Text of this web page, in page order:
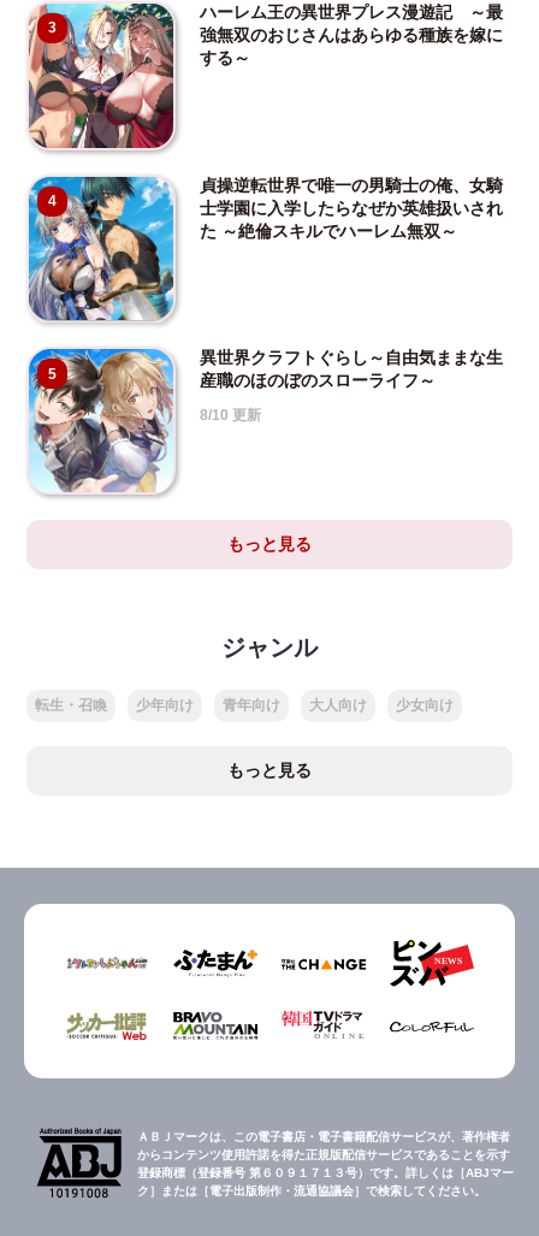
3
ハーレム王の異世界プレス漫遊記 ～最
強無双のおじさんはあらゆる種族を嫁に
する～
4
貞操逆転世界で唯一の男騎士の俺、女騎
士学園に入学したらなぜか英雄扱いされ
た ～絶倫スキルでハーレム無双～
5
異世界クラフトぐらし～自由気ままな生
産職のほのぼのスローライフ～
8/10 更新
もっと見る
ジャンル
転生・召喚 少年向け 青年向け 大人向け 少女向け
もっと見る
ＡＢＪマークは、この電子書店・電子書籍配信サービスが、著作権者
からコンテンツ使用許諾を得た正規版配信サービスであることを示す
登録商標（登録番号 第６０９１７１３号）です。詳しくは［ABJマー
ク］または［電子出版制作・流通協議会］で検索してください。